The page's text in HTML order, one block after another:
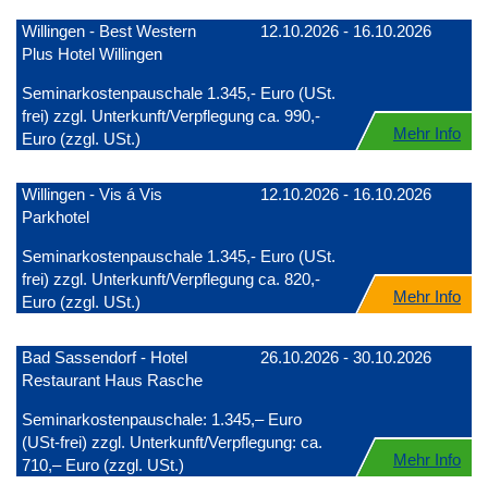
Willingen - Best Western
Plus Hotel Willingen
12.10.2026 - 16.10.2026
Seminarkostenpauschale 1.345,- Euro (USt.
frei) zzgl. Unterkunft/Verpflegung ca. 990,-
Euro (zzgl. USt.)
Mehr Info
Willingen - Vis á Vis
Parkhotel
12.10.2026 - 16.10.2026
Seminarkostenpauschale 1.345,- Euro (USt.
frei) zzgl. Unterkunft/Verpflegung ca. 820,-
Euro (zzgl. USt.)
Mehr Info
Bad Sassendorf - Hotel
Restaurant Haus Rasche
26.10.2026 - 30.10.2026
Seminarkostenpauschale: 1.345,– Euro
(USt-frei) zzgl. Unterkunft/Verpflegung: ca.
710,– Euro (zzgl. USt.)
Mehr Info